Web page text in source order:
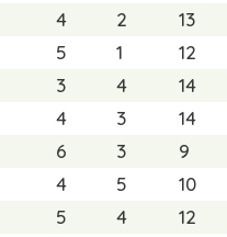
4 2 13
5 1 12
3 4 14
4 3 14
6 3 9
4 5 10
5 4 12